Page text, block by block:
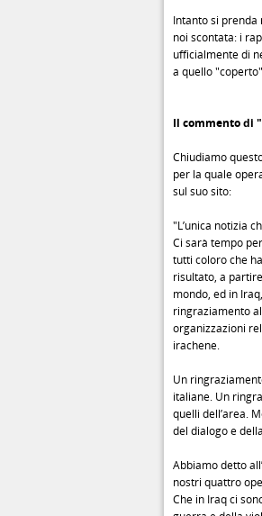
Intanto si prenda
noi scontata: i
ufficialmente di
a quello
Il commento di
Chiudiamo
per la quale
sul suo sito:
"L’unica notizia
Ci sarà tempo
tutti coloro che
risultato, a
mondo, ed in
ringraziamento
organizzazioni
irachene.
Un
italiane. Un
quelli dell’area.
del dialogo e
Abbiamo detto
nostri quattro
Che in Iraq ci